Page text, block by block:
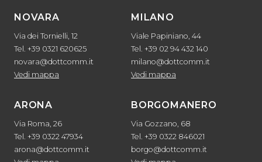
NOVARA
Via dei Tornielli, 12
Tel. +39 0321 620625
novara@dottcomm.it
Vedi mappa
MILANO
Viale Papiniano, 44
Tel. +39 02 94 432 140
milano@dottcomm.it
Vedi mappa
ARONA
Via Roma, 26
Tel. +39 0322 47934
arona@dottcomm.it
BORGOMANERO
Via Gozzano, 68
Tel. +39 0322 846021
borgo@dottcomm.it